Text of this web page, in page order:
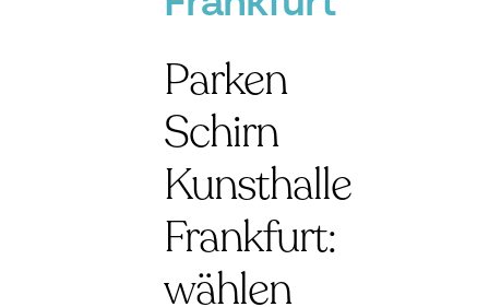
Parken
Schirn
Kunsthalle
Frankfurt:
wählen